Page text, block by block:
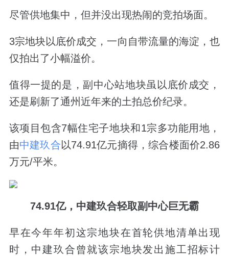
尽管供地集中，但并没出现热闹的竞拍场面。
3宗地块以底价成交，一向自带流量的海淀，也
仅拍出了小幅溢价。
值得一提的是，副中心站地块虽以底价成交，
还是刷新了通州近年来的土拍总价纪录。
该项目包含7幅住宅子地块和1宗多功能用地，
由中建玖合以74.91亿元摘得，综合楼面价2.86
万元/平米。
74.91亿，中建玖合轻取副中心巨无霸
早在今年年初这宗地块在首轮供地清单出现
时，中建玖合曾就该宗地块发出施工招标计